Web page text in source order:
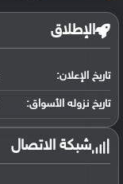
الإطلاق
تاريخ الإعلان:
تاريخ نزوله الأسواق:
شبكة الاتصال